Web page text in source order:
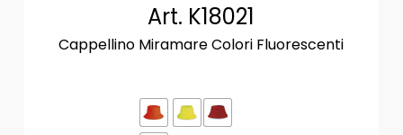
Art. K18021
Cappellino Miramare Colori Fluorescenti